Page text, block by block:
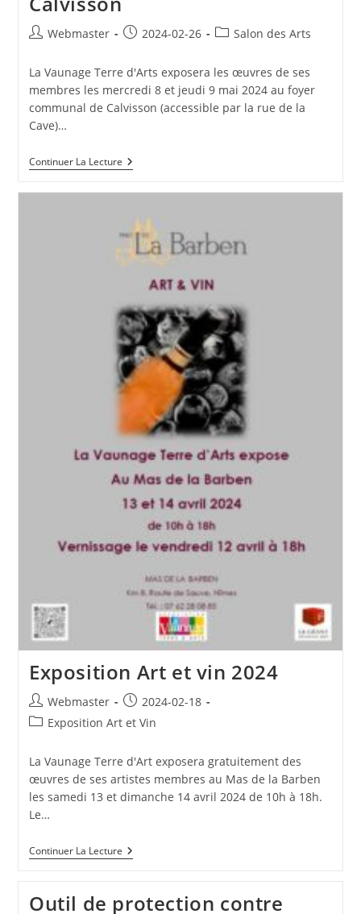
Auteur/autrice
la
publication :
Webmaster
Publication
2024-02-26
PostSalon des Arts
La Vaunage Terre d'Arts exposera les œuvres de ses
membres les mercredi 8 et jeudi 9 mai 2024 au foyer
communal de Calvisson (accessible par la rue de la
Cave)…
Continuer La LectureSalon
Des
Calvisson
Exposition Art et vin 2024
Auteur/autrice
de
Webmaster
Publication
publiée :
2024-02-18
PostExposition Art et Vin
La Vaunage Terre d'Art exposera gratuitement des
œuvres de ses artistes membres au Mas de la Barben
les samedi 13 et dimanche 14 avril 2024 de 10h à 18h.
Le…
Continuer La LectureExposition
Art
2024
Outil de protection contre